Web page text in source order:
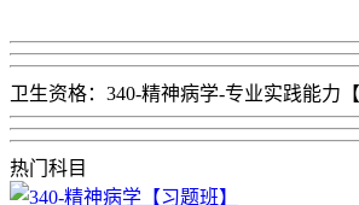
卫生资格：340-精神病学-专业实践能力
热门科目